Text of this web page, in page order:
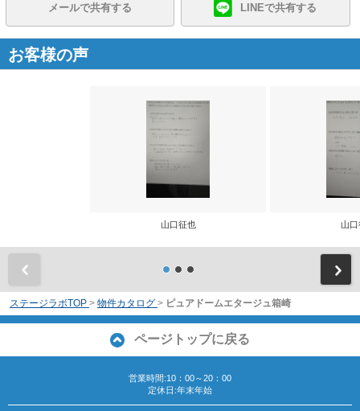
メールで共有する LINEで共有する
お客様の声
山口征也 山
ステージラボTOP > 物件カタログ > ピュアドームエタージュ箱崎
ページトップに戻る
営業時間:10：00～20：00
定休日:年末年始